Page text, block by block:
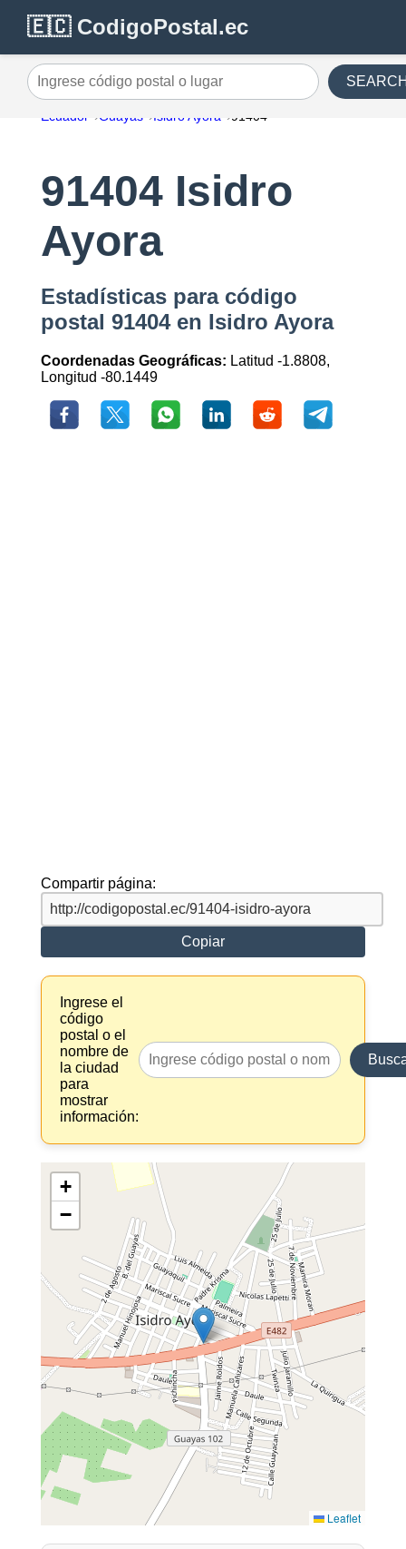
🇪🇨 CodigoPostal.ec
Ingrese código postal o lugar
Ecuador Guayas Isidro Ayora 91404
91404 Isidro
Ayora
Estadísticas para código
postal 91404 en Isidro Ayora
Coordenadas Geográficas: Latitud -1.8808,
Longitud -80.1449
Compartir página:
Copiar
Ingrese el
código
postal o el
nombre de
la ciudad
para
mostrar
información:
+
−
Leaflet